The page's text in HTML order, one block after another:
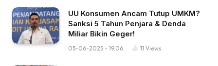
UU Konsumen Ancam Tutup UMKM?
Sanksi 5 Tahun Penjara & Denda
Miliar Bikin Geger!
05-06-2025 - 19.06 11 Views